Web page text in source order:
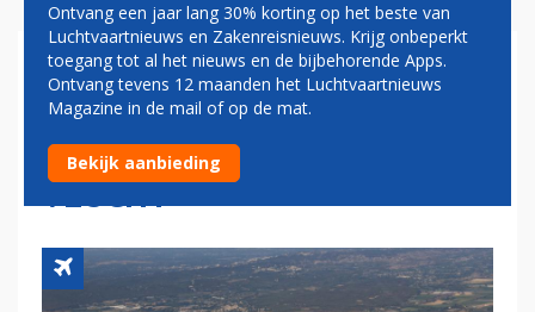
AIR FRANCE BEGONNEN MET
UITROL GRATIS SNEL
INTERNET TIJDENS DE
VLUCHT
Ontvang een jaar lang 30% korting op het beste van
Luchtvaartnieuws en Zakenreisnieuws. Krijg onbeperkt
toegang tot al het nieuws en de bijbehorende Apps.
Ontvang tevens 12 maanden het Luchtvaartnieuws
Magazine in de mail of op de mat.
Bekijk aanbieding